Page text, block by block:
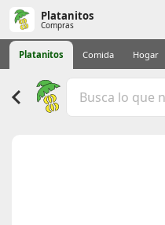
Platanitos
Compras
Platanitos Comida Hogar